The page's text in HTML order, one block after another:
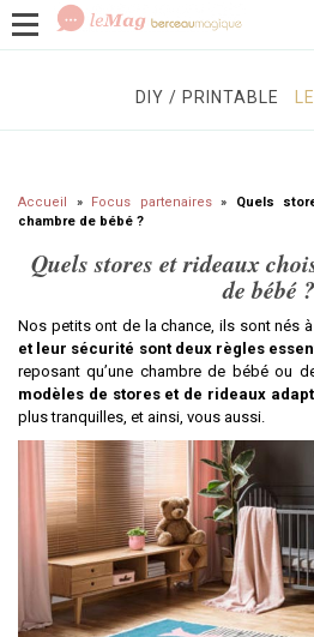
GROSSESSE BÉBÉS /
DIY / PRINTABLE
Accueil » Focus partenaires» Quels
chambre de bébé ?
Quels stores et rideaux
de bébé ?
Nos petits ont de la chance, ils sont nés
et leur sécurité sont deux règles
reposant qu’une chambre de bébé ou
modèles de stores et de rideaux
plus tranquilles, et ainsi, vous aussi.